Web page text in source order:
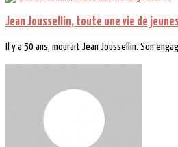
Jean Joussellin, toute une vie de
Il y a 50 ans, mourait Jean Joussellin. Son